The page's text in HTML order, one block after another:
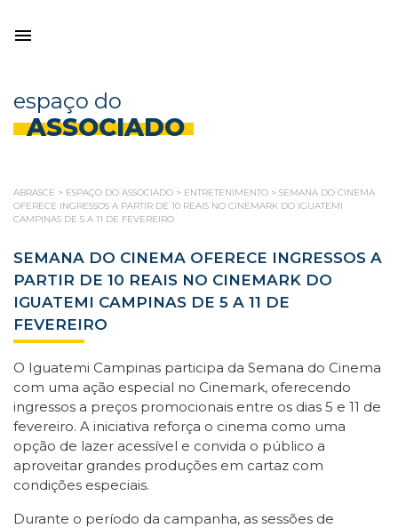
espaço do
ASSOCIADO
ABRASCE > ESPAÇO DO ASSOCIADO > ENTRETENIMENTO > SEMANA DO CINEMA
OFERECE INGRESSOS A PARTIR DE 10 REAIS NO CINEMARK DO IGUATEMI
CAMPINAS DE 5 A 11 DE FEVEREIRO
SEMANA DO CINEMA OFERECE INGRESSOS A
PARTIR DE 10 REAIS NO CINEMARK DO
IGUATEMI CAMPINAS DE 5 A 11 DE
FEVEREIRO
O Iguatemi Campinas participa da Semana do Cinema
com uma ação especial no Cinemark, oferecendo
ingressos a preços promocionais entre os dias 5 e 11 de
fevereiro. A iniciativa reforça o cinema como uma
opção de lazer acessível e convida o público a
aproveitar grandes produções em cartaz com
condições especiais.
Durante o período da campanha, as sessões de